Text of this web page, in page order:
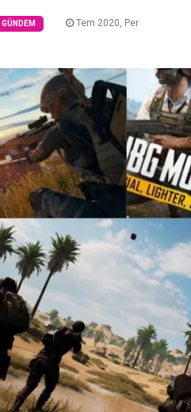
GÜNDEM Tem 2020, Per